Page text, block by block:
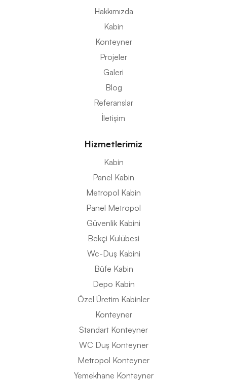
Hakkımızda
Kabin
Konteyner
Projeler
Galeri
Blog
Referanslar
İletişim
Hizmetlerimiz
Kabin
Panel Kabin
Metropol Kabin
Panel Metropol
Güvenlik Kabini
Bekçi Kulübesi
Wc-Duş Kabini
Büfe Kabin
Depo Kabin
Özel Üretim Kabinler
Konteyner
Standart Konteyner
WC Duş Konteyner
Metropol Konteyner
Yemekhane Konteyner